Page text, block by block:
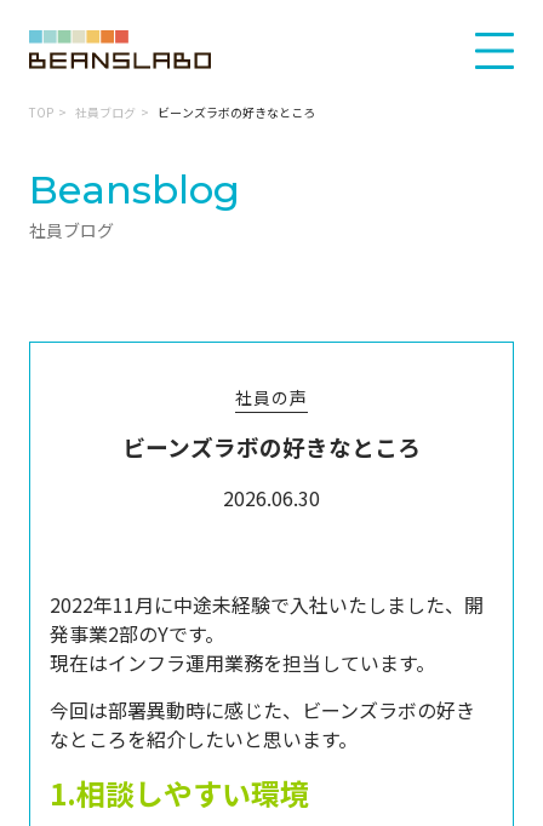
TOP 社員ブログ ビーンズラボの好きなところ
Beansblog
社員ブログ
社員の声
ビーンズラボの好きなところ
2026.06.30
2022年11月に中途未経験で入社いたしました、開
発事業2部のYです。
現在はインフラ運用業務を担当しています。
今回は部署異動時に感じた、ビーンズラボの好き
なところを紹介したいと思います。
1.相談しやすい環境